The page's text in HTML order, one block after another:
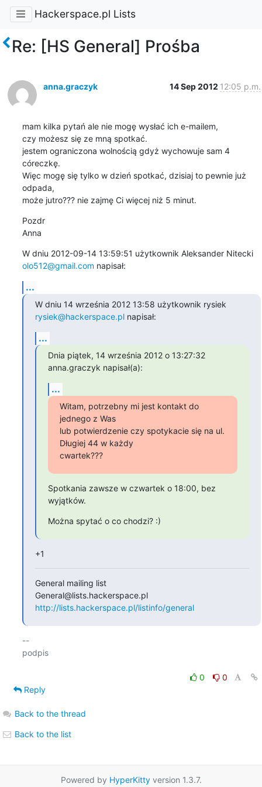
Hackerspace.pl Lists
Re: [HS General] Prośba
anna.graczyk 14 Sep 2012 12:05 p.m.
mam kilka pytań ale nie mogę wysłać ich e-mailem,
czy możesz się ze mną spotkać.
jestem ograniczona wolnością gdyż wychowuje sam 4
córeczkę.
Więc mogę się tylko w dzień spotkać, dzisiaj to pewnie już
odpada,
może jutro??? nie zajmę Ci więcej niż 5 minut.
Pozdr
Anna
W dniu 2012-09-14 13:59:51 użytkownik Aleksander Nitecki
olo512@gmail.com napisał:
...
rysiek@hackerspace.pl napisał:
...
Dnia piątek, 14 września 2012 o 13:27:32
anna.graczyk napisał(a):
...
Witam, potrzebny mi jest kontakt do
jednego z Was
lub potwierdzenie czy spotykacie się na ul.
Długiej 44 w każdy
cwartek???
Spotkania zawsze w czwartek o 18:00, bez
wyjątków.
Można spytać o co chodzi? :)
+1
General mailing list
General@lists.hackerspace.pl
http://lists.hackerspace.pl/listinfo/general
--
podpis
0
0
Reply
Back to the thread
Back to the list
Powered by HyperKittyversion 1.3.7.